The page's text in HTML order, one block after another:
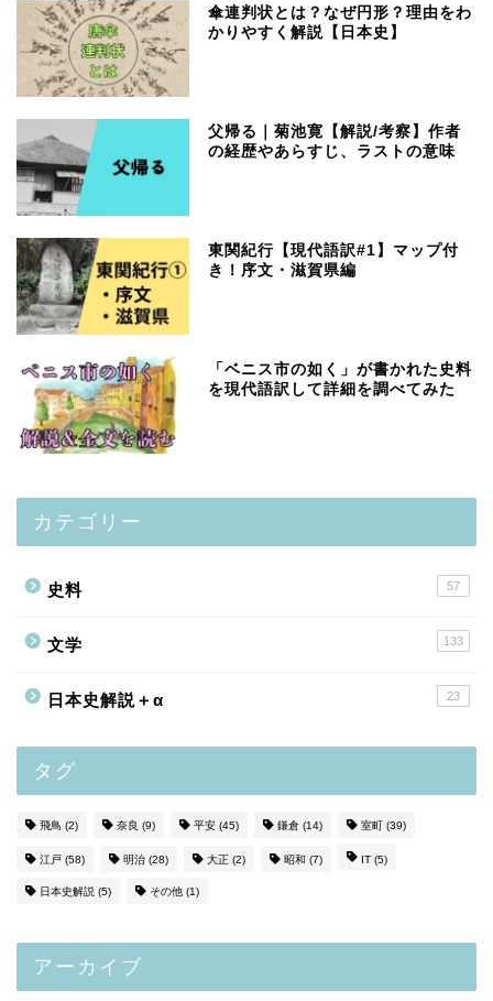
傘連判状とは？なぜ円形？理由をわ
かりやすく解説【日本史】
父帰る｜菊池寛【解説/考察】作者
の経歴やあらすじ、ラストの意味
東関紀行【現代語訳#1】マップ付
き！序文・滋賀県編
「ベニス市の如く」が書かれた史料
を現代語訳して詳細を調べてみた
カテゴリー
史料 57
文学 133
日本史解説＋α 23
タグ
飛鳥 (2) 奈良 (9) 平安 (45) 鎌倉 (14) 室町 (39)
江戸 (58) 明治 (28) 大正 (2) 昭和 (7) IT (5)
日本史解説 (5) その他 (1)
アーカイブ